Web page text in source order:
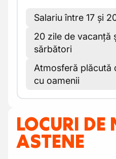
Salariu între 17 și
20 zile de vacanță
sărbători
Atmosferă plăcută
cu oamenii
LOCURI
ASTENE